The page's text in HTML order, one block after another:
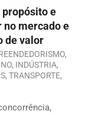
e
no mercado e
de valor
,
, INDÚSTRIA,
, TRANSPORTE,